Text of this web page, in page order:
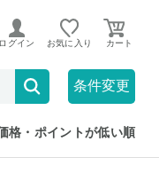
ログイン お気に入り
条件変更
対象のみ
格・ポイントが低い順